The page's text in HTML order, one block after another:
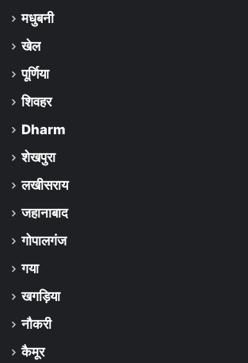
मधुबनी
खेल
पूर्णिया
शिवहर
Dharm
शेखपुरा
लखीसराय
जहानाबाद
गोपालगंज
गया
खगड़िया
नौकरी
कैमूर